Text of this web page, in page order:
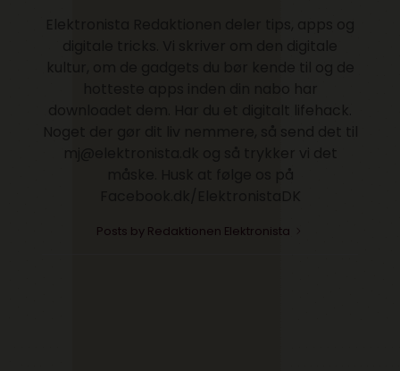
Posts by Redaktionen Elektronista